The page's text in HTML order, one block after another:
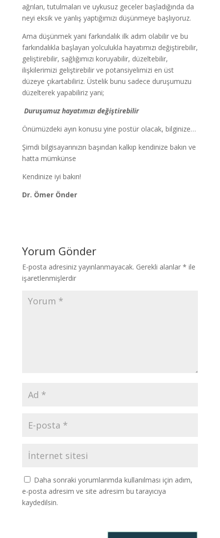
ağrıları, tutulmaları ve uykusuz geceler başladığında da
neyi eksik ve yanlış yaptığımızı düşünmeye başlıyoruz.
Ama düşünmek yani farkındalık ilk adım olabilir ve bu
farkındalıkla başlayan yolculukla hayatımızı değiştirebilir,
geliştirebilir, sağlığımızı koruyabilir, düzeltebilir,
ilişkilerimizi geliştirebilir ve potansiyelimizi en üst
düzeye çıkartabiliriz. Üstelik bunu sadece duruşumuzu
düzelterek yapabiliriz yani;
Duruşumuz hayatımızı değiştirebilir
Önümüzdeki ayın konusu yine postür olacak, bilginize…
Şimdi bilgisayarınızın başından kalkıp kendinize bakın ve
hatta mümkünse
Kendinize iyi bakın!
Dr. Ömer Önder
Yorum Gönder
E-posta adresiniz yayınlanmayacak. Gerekli alanlar * ile
işaretlenmişlerdir
Daha sonraki yorumlarımda kullanılması için adım,
e-posta adresim ve site adresim bu tarayıcıya
kaydedilsin.